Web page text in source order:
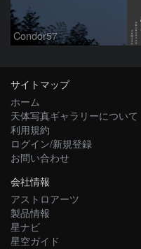
Condor57
サイトマップ
ホーム
天体写真ギャラリーについて
利用規約
ログイン/新規登録
お問い合わせ
会社情報
アストロアーツ
製品情報
星ナビ
星空ガイド